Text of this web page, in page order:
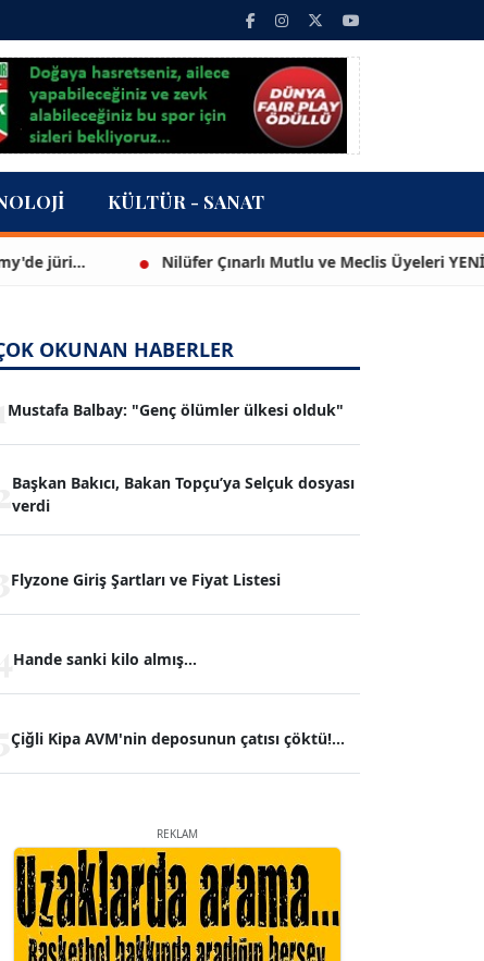
KÜLTÜR - SANAT
Nilüfer Çınarlı Mutlu ve Meclis Üyeleri YENİ
OKUNAN HABERLER
Mustafa Balbay: "Genç ölümler ülkesi olduk"
Başkan Bakıcı, Bakan Topçu’ya Selçuk dosyası
verdi
Flyzone Giriş Şartları ve Fiyat Listesi
Hande sanki kilo almış...
Çiğli Kipa AVM'nin deposunun çatısı çöktü!...
REKLAM